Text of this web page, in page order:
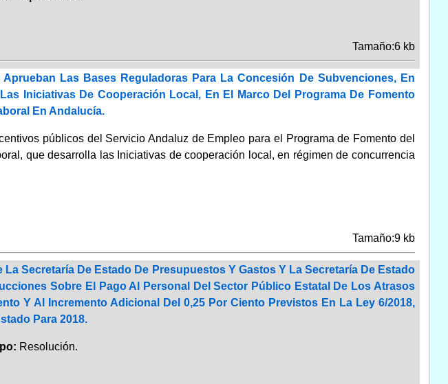
Tamaño:6 kb
Las Bases Reguladoras Para La Concesión De Subvenciones, En
Iniciativas De Cooperación Local, En El Marco Del Programa De Fomento
En Andalucía.
públicos del Servicio Andaluz de Empleo para el Programa de Fomento del
que desarrolla las Iniciativas de cooperación local, en régimen de concurrencia
Tamaño:9 kb
Secretaría De Estado De Presupuestos Y Gastos Y La Secretaría De Estado
Sobre El Pago Al Personal Del Sector Público Estatal De Los Atrasos
Y Al Incremento Adicional Del 0,25 Por Ciento Previstos En La Ley 6/2018,
Para 2018.
Resolución.